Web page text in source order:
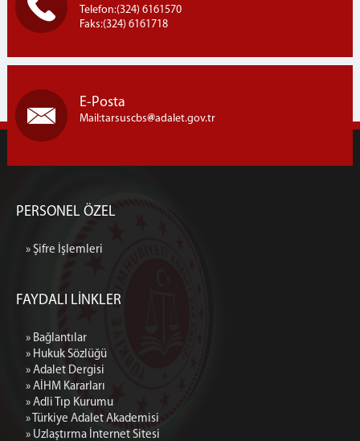
Telefon:(324) 6161570
Faks:(324) 6161718
E-Posta
Mail:tarsuscbs adalet.gov.tr
PERSONEL ÖZEL
» Şifre İşlemleri
FAYDALI LİNKLER
» Bağlantılar
» Hukuk Sözlüğü
» Adalet Dergisi
» AİHM Kararları
» Adli Tıp Kurumu
» Türkiye Adalet Akademisi
» Uzlaştırma İnternet Sitesi